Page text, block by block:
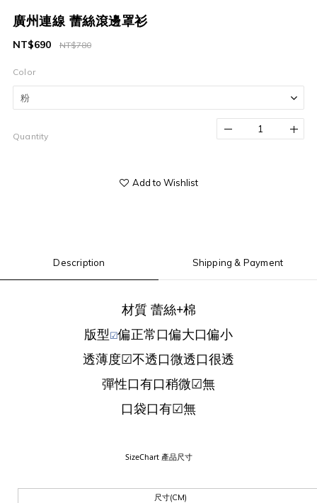
廣州連線 蕾絲滾邊罩衫
NT$780
NT$690
Color
Quantity
Add to Wishlist
Description Shipping & Payment
材質 蕾絲+棉
版型☑偏正常口偏大口偏小
透薄度☑不透口微透口很透
彈性口有口稍微☑無
口袋口有☑無
SizeChart 產品尺寸
尺寸(CM)